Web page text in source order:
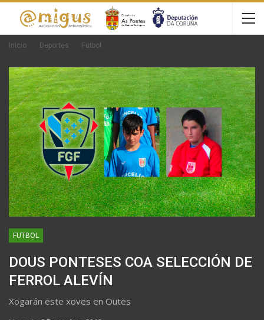
Inicio Deportes Futbol
FUTBOL
DOUS PONTESES COA SELECCIÓN DE
FERROL ALEVÍN
Xogarán este xoves en Outes